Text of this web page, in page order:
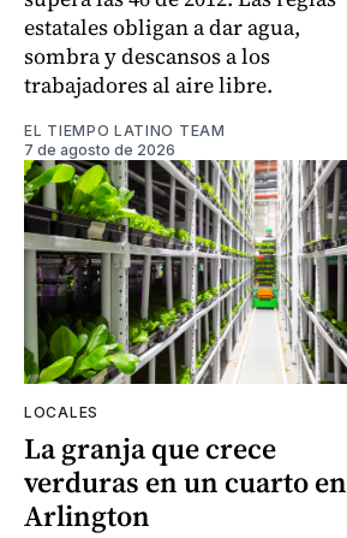
estatales obligan a dar agua,
sombra y descansos a los
trabajadores al aire libre.
EL TIEMPO LATINO TEAM
7 de agosto de 2026
LOCALES
La granja que crece
verduras en un cuarto en
Arlington